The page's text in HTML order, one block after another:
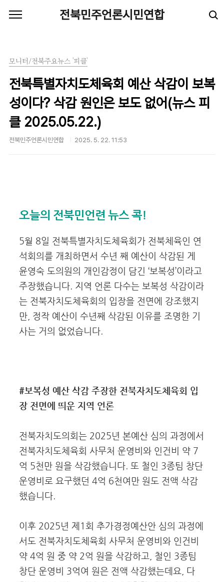
전북민주언론시민연합
모니터/전북주요뉴스 '피클'
전북특별자치도체육회 예산 삭감이 보복
성이다? 삭감 원인은 보도 없어(뉴스 피
클 2025.05.22.)
전북민주언론시민연합 2025. 5. 22. 11:53
오늘의 전북민언련 뉴스 콕!
5월 8일 전북특별자치도체육회가 전북체육인 연
석회의를 개최하면서 수년 째 예산이 삭감된 게
윤영숙 도의원의 개인감정이 담긴 ‘보복성’이라고
주장했습니다. 지역 언론 다수는 보복성 삭감이라
는 전북자치도체육회의 입장을 전면에 강조했지
만, 정작 예산이 수년째 삭감된 이유를 조명한 기
사는 거의 없었습니다.
#보복성 예산 삭감 주장한 전북자치도체육회 입
장 전면에 띄운 지역 언론
전북자치도의회는 2025년 본예산 심의 과정에서
전북자치도체육회 사무처 운영비와 인건비 약 7
억 5천만 원을 삭감했습니다. 또 철인 3종팀 창단
운영비로 요구했던 4억 6천여만 원도 전액 삭감
했습니다.
이후 2025년 제1회 추가경정예산안 심의 과정에
서도 전북자치도체육회 사무처 운영비와 인건비
약 4억 원 중 약 2억 원을 삭감하고, 철인 3종팀
창단 운영비 3억여 원은 전액 삭감했는데요, 다